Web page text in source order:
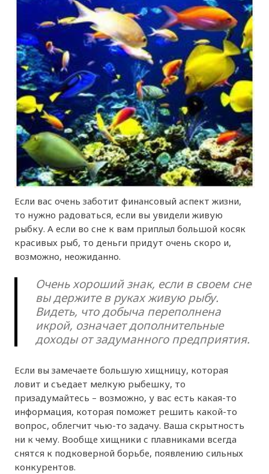
Если вас очень заботит финансовый аспект жизни,
то нужно радоваться, если вы увидели живую
рыбку. А если во сне к вам приплыл большой косяк
красивых рыб, то деньги придут очень скоро и,
возможно, неожиданно.
Очень хороший знак, если в своем сне
вы держите в руках живую рыбу.
Видеть, что добыча переполнена
икрой, означает дополнительные
доходы от задуманного предприятия.
Если вы замечаете большую хищницу, которая
ловит и съедает мелкую рыбешку, то
призадумайтесь – возможно, у вас есть какая-то
информация, которая поможет решить какой-то
вопрос, облегчит чью-то задачу. Ваша скрытность
ни к чему. Вообще хищники с плавниками всегда
снятся к подковерной борьбе, появлению сильных
конкурентов.